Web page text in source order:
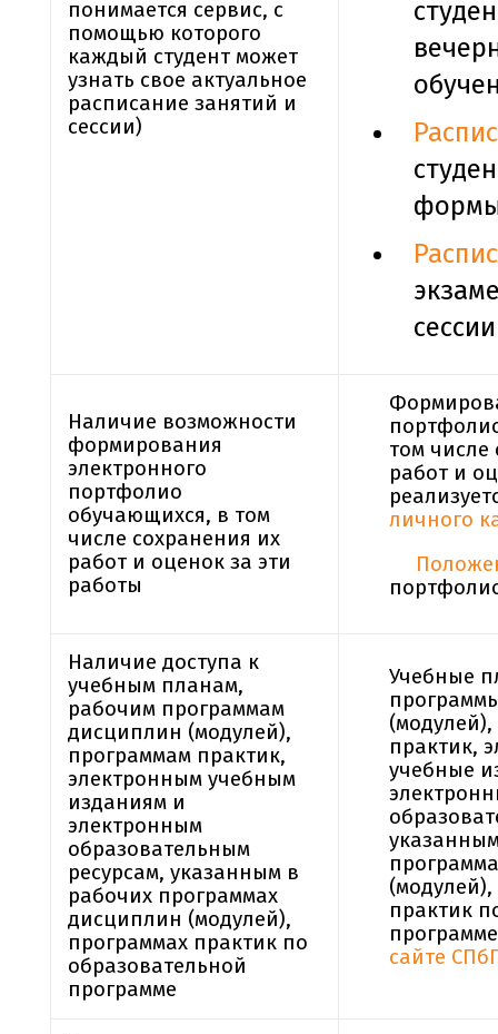
понимается сервис, с
помощью которого
каждый студент может
узнать свое актуальное
расписание занятий и
сессии)
сессии
Наличие возможности
формирования
электронного
портфолио
обучающихся, в том
числе сохранения их
работ и оценок за эти
работы
том числе
работ и
личного
Наличие доступа к
учебным планам,
рабочим программам
дисциплин (модулей),
программам практик,
электронным учебным
изданиям и
электронным
образовательным
ресурсам, указанным в
рабочих программах
дисциплин (модулей),
программах практик по
образовательной
программе
Учебные
практик,
учебные
практик
сайте